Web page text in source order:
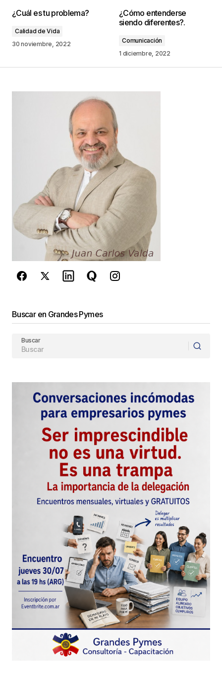
publicada. Los campos obligatorios están
*
Guarda mi nombre, correo electrónico y web en
este navegador para la próxima vez que
comente.
Este sitio esta protegido por
reCAPTCHA y la Política de
privacidad y los Términos del servicio
de Googlese aplican.
¿Cuál es tu problema?
Calidad de Vida
30 noviembre, 2022
¿Cómo entenderse
siendo diferentes?.
Comunicación
1 diciembre, 2022
Buscar en Grandes Pymes
Buscar